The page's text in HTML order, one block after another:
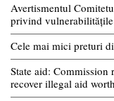
Avertismentul
privind
Cele mai mici preturi
State aid: Commission
recover illegal aid